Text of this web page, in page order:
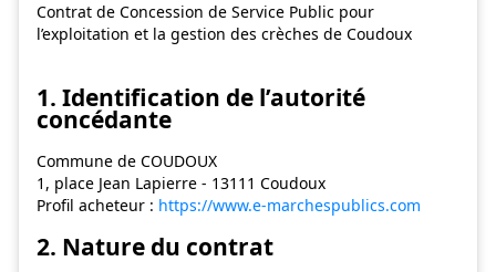
Contrat de Concession de Service Public pour
l’exploitation et la gestion des crèches de Coudoux
1. Identification de l’autorité
concédante
Commune de COUDOUX
1, place Jean Lapierre - 13111 Coudoux
Profil acheteur : https://www.e-marchespublics.com
2. Nature du contrat